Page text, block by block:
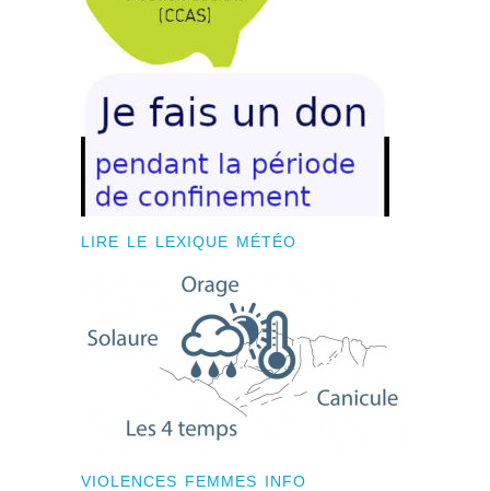
LIRE LE LEXIQUE MÉTÉO
VIOLENCES FEMMES INFO